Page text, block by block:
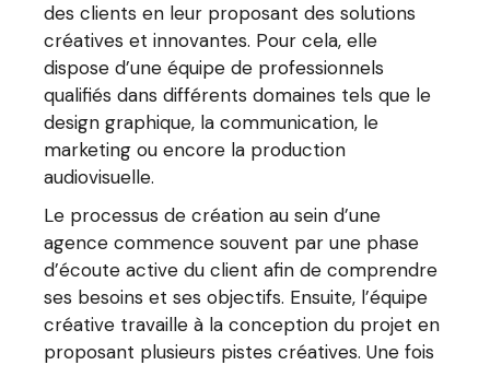
des clients en leur proposant des solutions
créatives et innovantes. Pour cela, elle
dispose d’une équipe de professionnels
qualifiés dans différents domaines tels que le
design graphique, la communication, le
marketing ou encore la production
audiovisuelle.
Le processus de création au sein d’une
agence commence souvent par une phase
d’écoute active du client afin de comprendre
ses besoins et ses objectifs. Ensuite, l’équipe
créative travaille à la conception du projet en
proposant plusieurs pistes créatives. Une fois